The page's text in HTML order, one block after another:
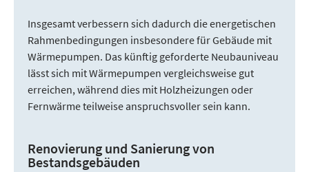
Insgesamt verbessern sich dadurch die energetischen
Rahmenbedingungen insbesondere für Gebäude mit
Wärmepumpen. Das künftig geforderte Neubauniveau
lässt sich mit Wärmepumpen vergleichsweise gut
erreichen, während dies mit Holzheizungen oder
Fernwärme teilweise anspruchsvoller sein kann.
Renovierung und Sanierung von
Bestandsgebäuden